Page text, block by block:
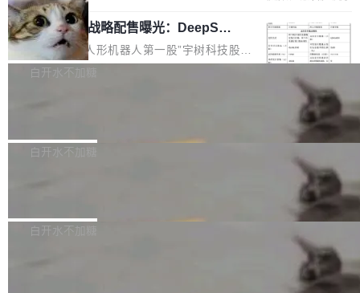
家基线 95.4%。 不是又一个 coding agent 包装
器 Prime Agent 的架构和市面上大多数 coding
agent 有本质区别。大多数 agent harness 的设
计是基于早期模型的能力—...
是项目级别的官方立场，目前由五个团队采纳，
但它可能是主流开源项目中关于 AI 辅助贡献最
细致的一份规则。 政策的核心只有一句话：LLM
可以用来分析、提炼、审阅、建议，但不能用来
不得生成涉及安全性的关键变更，除非作者本身
宇树科技 IPO 战略配售曝光：DeepSe
ek 获配 93.3 万股，锁定 36 个月
8月6日晚间，“人形机器人第一股”宇树科技股份
有限公司披露IPO发行价格及战略配售结果，杭
36个月。 公告显示，本次宇树科技战略配售对
员工参与设立的专项资产管理计划。其中，Dee
白开水不加糖
Bug fixes and enhancements 修复多次传递同
一个回归问题，该问题导致拉取镜像时会拒绝包
白开水不加糖
e 孵化器项目管理委员会（IPMC）投票中获得
白开水不加糖